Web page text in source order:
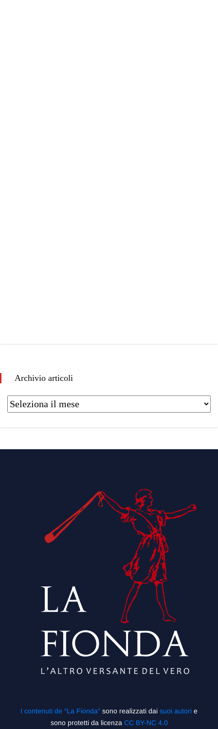
Archivio articoli
I contenuti de “La Fionda” sono realizzati dai suoi autori e
sono protetti da licenza CC BY-NC 4.0